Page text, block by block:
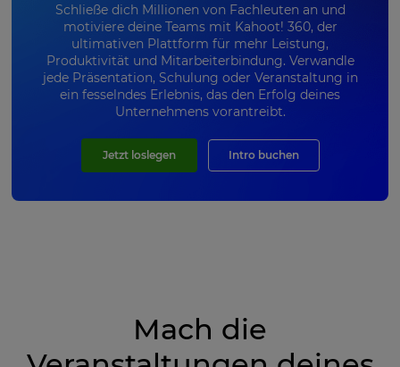
Schließe dich Millionen von Fachleuten an und
motiviere deine Teams mit Kahoot! 360, der
ultimativen Plattform für mehr Leistung,
Produktivität und Mitarbeiterbindung. Verwandle
jede Präsentation, Schulung oder Veranstaltung in
ein fesselndes Erlebnis, das den Erfolg deines
Unternehmens vorantreibt.
Jetzt loslegen Intro buchen
Mach die